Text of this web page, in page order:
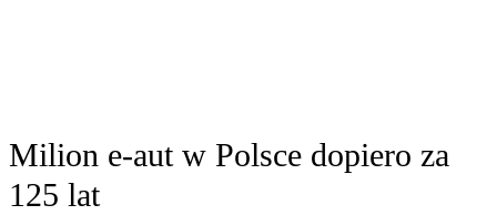
Milion e-aut w Polsce dopiero za
125 lat